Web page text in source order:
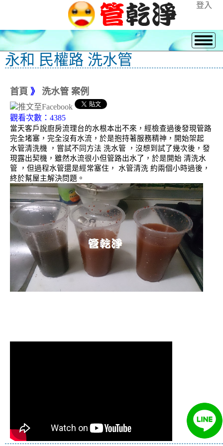
登入
永和 民權路 洗水管
首頁 》 洗水管 案例
觀看次數：4385
當天客戶說廚房流理台的水根本出不來，經檢查過後發現管路
完全堵塞，完全沒有水流，於是抱持著服務精神，開始架起
水管清洗機 ，嘗試不同方法 洗水管 ，沒想到試了幾次後，發
現露出契機，雖然水流很小但管路出水了，於是開始 清洗水
管 ，但過程水管還是經常塞住， 水管清洗 約兩個小時過後，
終於幫屋主解決問題。